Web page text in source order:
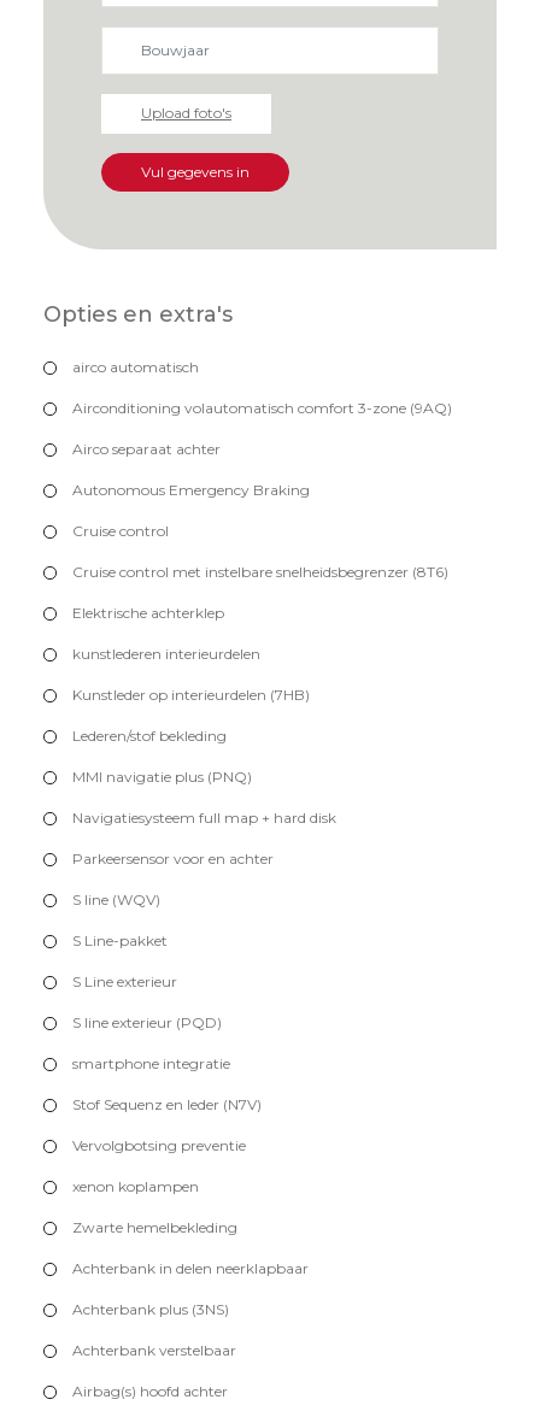
Upload foto's
Vul gegevens in
Opties en extra's
airco automatisch
Airconditioning volautomatisch comfort 3-zone (9AQ)
Airco separaat achter
Autonomous Emergency Braking
Cruise control
Cruise control met instelbare snelheidsbegrenzer (8T6)
Elektrische achterklep
kunstlederen interieurdelen
Kunstleder op interieurdelen (7HB)
Lederen/stof bekleding
MMI navigatie plus (PNQ)
Navigatiesysteem full map + hard disk
Parkeersensor voor en achter
S line (WQV)
S Line-pakket
S Line exterieur
S line exterieur (PQD)
smartphone integratie
Stof Sequenz en leder (N7V)
Vervolgbotsing preventie
xenon koplampen
Zwarte hemelbekleding
Achterbank in delen neerklapbaar
Achterbank plus (3NS)
Achterbank verstelbaar
Airbag(s) hoofd achter